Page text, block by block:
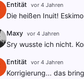
Entität vor 4 Jahren
Die heißen Inuit!
Maxy vor 4 Jahren
Sry wusste ich nicht.
Entität vor 4 Jahren
Korrigierung... das